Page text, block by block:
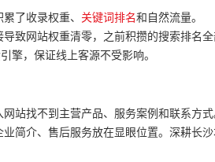
了收录权重、 关键词排名和自然流量。
致网站权重清零，之前积攒的搜索排名
擎，保证线上客源不受影响。
站找不到主营产品、服务案例和联系方式
简介、售后服务放在显眼位置。深耕长